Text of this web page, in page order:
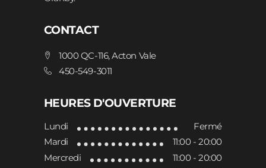
CONTACT
1000 QC-116, Acton Vale
450-549-3011
HEURES D'OUVERTURE
Lundi
Fermé
Mardi
11:00 - 20:00
Mercredi
11:00 - 20:00